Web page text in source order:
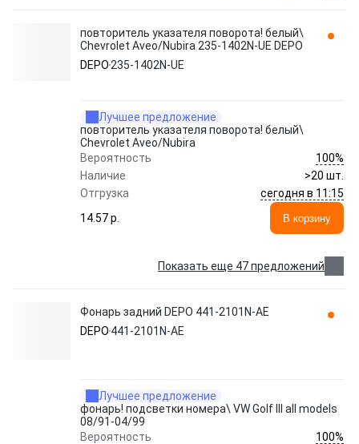
повторитель указателя поворота! белый\
Chevrolet Aveo/Nubira 235-1402N-UE DEPO
DEPO 235-1402N-UE
Лучшее предложение
повторитель указателя поворота! белый\
Chevrolet Aveo/Nubira
Вероятность
100%
Наличие
>20 шт.
Отгрузка
сегодня в 11:15
14.57 p.
В корзину
Показать еще 47 предложений
Фонарь задний DEPO 441-2101N-AE
DEPO 441-2101N-AE
Лучшее предложение
фонарь! подсветки номера\ VW Golf III all models
08/91-04/99
Вероятность
100%